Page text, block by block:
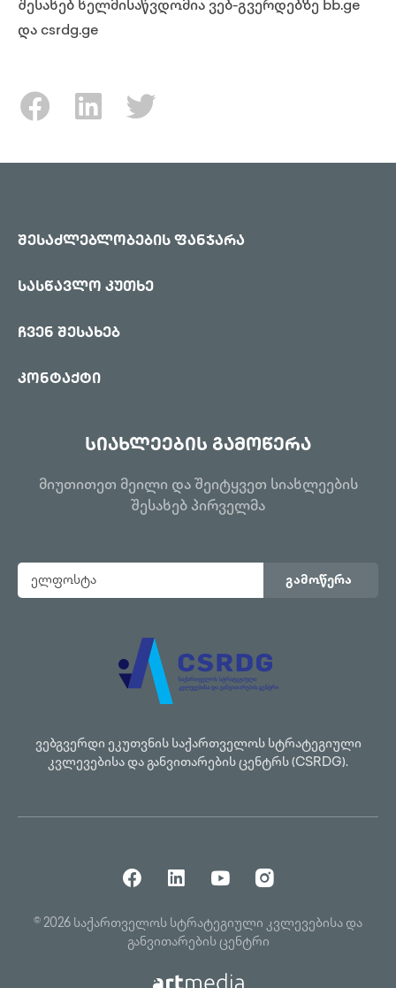
შესახებ ხელმისაწვდომია ვებ-გვერდებზე bb.ge
და csrdg.ge
შესაძლებლობების ფანჯარა
სასწავლო კუთხე
ჩვენ შესახებ
კონტაქტი
სიახლეების გამოწერა
მიუთითეთ მეილი და შეიტყვეთ სიახლეების
შესახებ პირველმა
გამოწერა
ვებგვერდი ეკუთვნის საქართველოს სტრატეგიული
კვლევებისა და განვითარების ცენტრს (CSRDG).
© 2026 საქართველოს სტრატეგიული კვლევებისა და
განვითარების ცენტრი